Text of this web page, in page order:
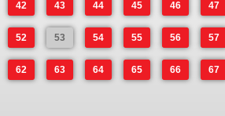
42 43 44 45 46 47
52 53 54 55 56 57
62 63 64 65 66 67